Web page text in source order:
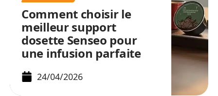
Comment choisir le
meilleur support
dosette Senseo pour
une infusion parfaite
24/04/2026